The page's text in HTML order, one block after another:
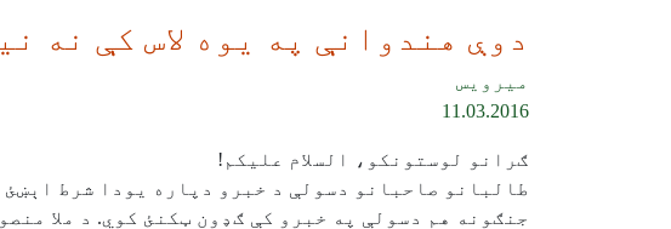
دوې هندوانې په یوه لاس کې نه
میرویس
11.03.2016
ګرانو لوستونکو، السلام علیکم!
طالبانو صاحبانو دسولې د خبرو دپاره یودا شرط
جنګونه هم دسولې په خبرو کې ګډون ټکنئ کوي. د ملا